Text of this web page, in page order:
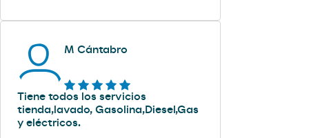
M Cántabro
Tiene todos los servicios
tienda,lavado, Gasolina,Diesel,Gas
y eléctricos.